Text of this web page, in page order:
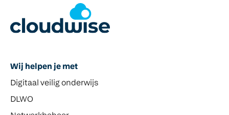
Wij helpen je met
Digitaal veilig onderwijs
DLWO